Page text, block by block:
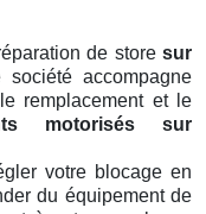
de store sur
société accompagne
remplacement et le
motorisés
sur
votre blocage en
du équipement de